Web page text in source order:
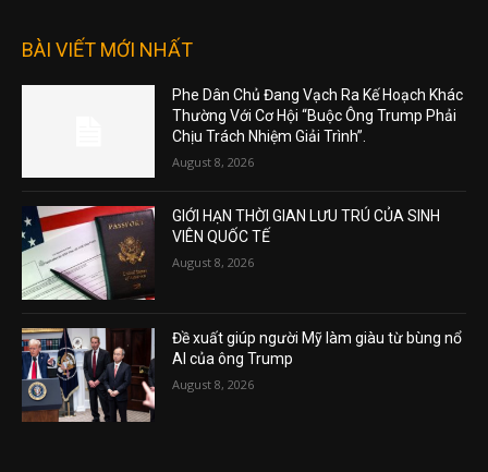
BÀI VIẾT MỚI NHẤT
Phe Dân Chủ Đang Vạch Ra Kế Hoạch Khác
Thường Với Cơ Hội “Buộc Ông Trump Phải
Chịu Trách Nhiệm Giải Trình”.
August 8, 2026
GIỚI HẠN THỜI GIAN LƯU TRÚ CỦA SINH
VIÊN QUỐC TẾ
August 8, 2026
Đề xuất giúp người Mỹ làm giàu từ bùng nổ
AI của ông Trump
August 8, 2026